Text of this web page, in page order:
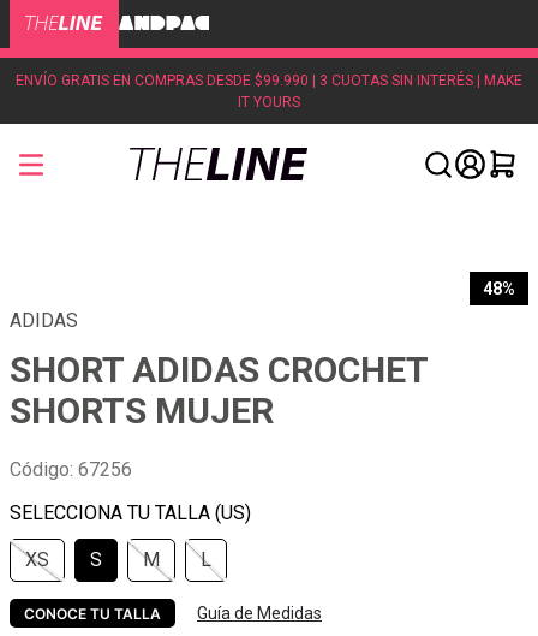
ENVÍO GRATIS EN COMPRAS DESDE $99.990 | 3 CUOTAS SIN INTERÉS | MAKE
IT YOURS
48%
ADIDAS
SHORT ADIDAS CROCHET
SHORTS MUJER
Código: 67256
XS S M L
CONOCE TU TALLA Guía de Medidas